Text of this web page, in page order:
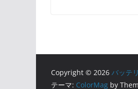
Copyright © 2026 バッテ
テーマ: ColorMag by